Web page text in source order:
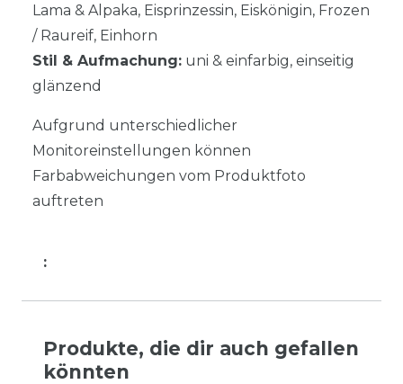
Lama & Alpaka, Eisprinzessin, Eiskönigin, Frozen
/ Raureif, Einhorn
Stil & Aufmachung: uni & einfarbig, einseitig
glänzend
Aufgrund unterschiedlicher
Monitoreinstellungen können
Farbabweichungen vom Produktfoto
auftreten
:
Produkte, die dir auch gefallen
könnten